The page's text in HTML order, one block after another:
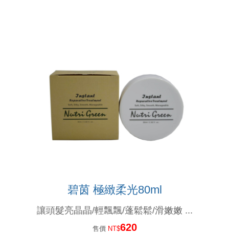
碧茵 極緻柔光80ml
讓頭髮亮晶晶/輕飄飄/蓬鬆鬆/滑嫩嫩 ...
售價 NT$620